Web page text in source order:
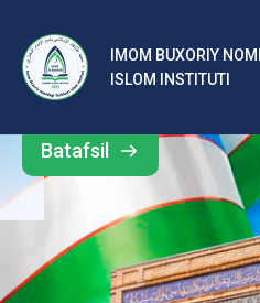
IMOM BUXORIY
ISLOM INSTITUTI
b
al
ar
o‘
rt
Barcha
yangiliklar
Batafsil